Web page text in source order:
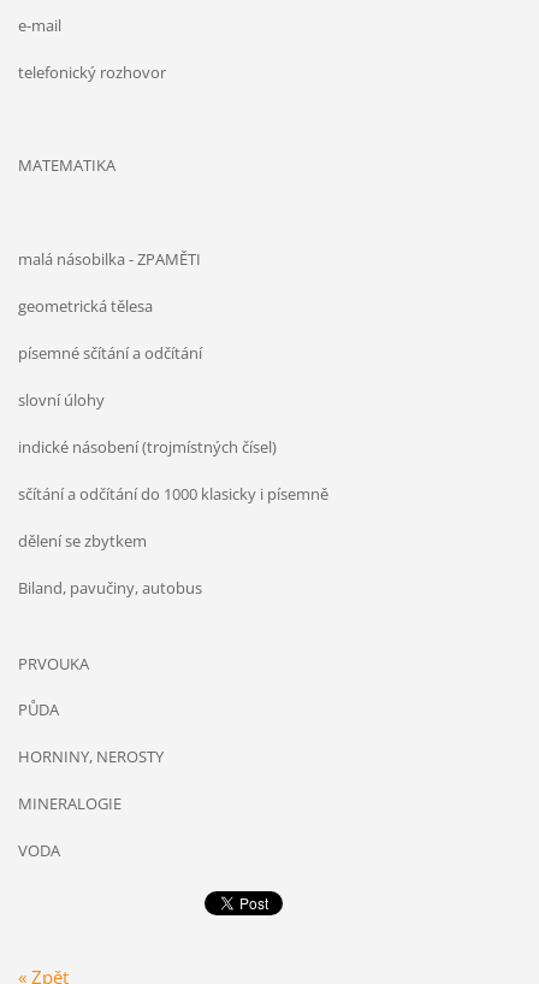
e-mail
telefonický rozhovor
MATEMATIKA
malá násobilka - ZPAMĚTI
geometrická tělesa
písemné sčítání a odčítání
slovní úlohy
indické násobení (trojmístných čísel)
sčítání a odčítání do 1000 klasicky i písemně
dělení se zbytkem
Biland, pavučiny, autobus
PRVOUKA
PŮDA
HORNINY, NEROSTY
MINERALOGIE
VODA
« Zpět